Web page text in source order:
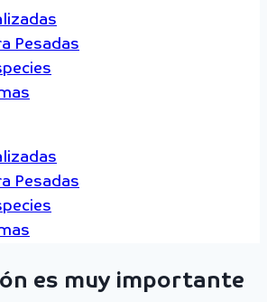
Pesadas
Pesadas
es muy importante